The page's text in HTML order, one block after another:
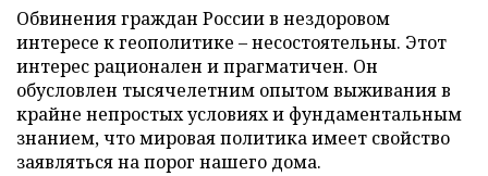
Обвинения граждан России в нездоровом
интересе к геополитике – несостоятельны. Этот
интерес рационален и прагматичен. Он
обусловлен тысячелетним опытом выживания в
крайне непростых условиях и фундаментальным
знанием, что мировая политика имеет свойство
заявляться на порог нашего дома.